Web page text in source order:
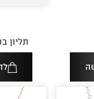
תליון